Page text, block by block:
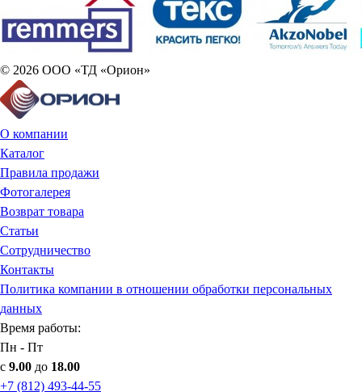
© 2026 ООО «ТД «Орион»
О компании
Каталог
Правила продажи
Фотогалерея
Возврат товара
Статьи
Сотрудничество
Контакты
Политика компании в отношении обработки персональных
данных
Время работы:
Пн - Пт
с 9.00 до 18.00
+7 (812) 493-44-55